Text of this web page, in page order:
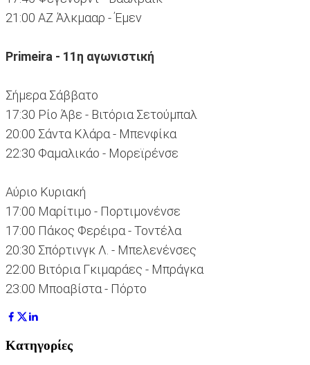
21:00 ΑΖ Άλκμααρ - Έμεν
Primeira - 11η αγωνιστική
Σήμερα Σάββατο
17:30 Ρίο Άβε - Βιτόρια Σετούμπαλ
20:00 Σάντα Κλάρα - Μπενφίκα
22:30 Φαμαλικάο - Μορεϊρένσε
Αύριο Κυριακή
17:00 Μαρίτιμο - Πορτιμονένσε
17:00 Πάκος Φερέιρα - Τοντέλα
20:30 Σπόρτινγκ Λ. - Μπελενένσες
22:00 Βιτόρια Γκιμαράες - Μπράγκα
23:00 Μποαβίστα - Πόρτο
Κατηγορίες